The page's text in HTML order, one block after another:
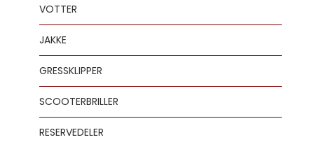
VOTTER
JAKKE
GRESSKLIPPER
SCOOTERBRILLER
RESERVEDELER